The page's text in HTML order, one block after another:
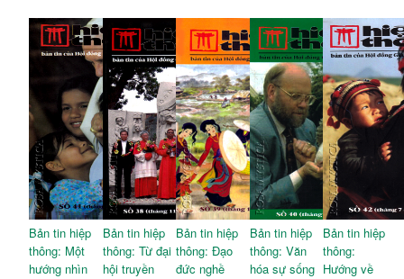
Bản tin hiệp
thông: Một
hướng nhìn
Bản tin hiệp
thông: Từ đại
hội truyền
Bản tin hiệp
thông: Đạo
đức nghề
Bản tin hiệp
thông: Văn
hóa sự sống
Bản tin hiệp
thông:
Hướng về